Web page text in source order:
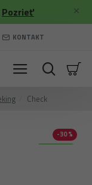
Pozrieť
KONTAKT
Check
-30 %